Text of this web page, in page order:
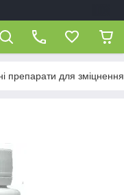
препарати для